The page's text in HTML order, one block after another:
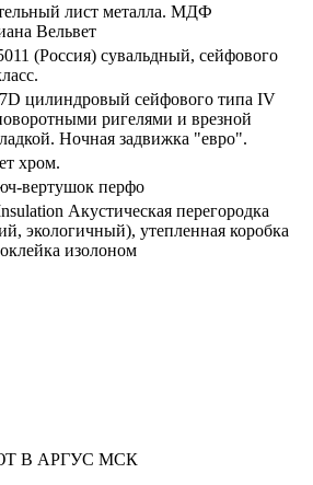
лист металла. МДФ
Вельвет
(Россия) сувальдный, сейфового
цилиндровый сейфового типа IV
ригелями и врезной
Ночная задвижка "евро".
хром.
вертушок перфо
Акустическая перегородка
экологичный), утепленная коробка
изолоном
В АРГУС МСК